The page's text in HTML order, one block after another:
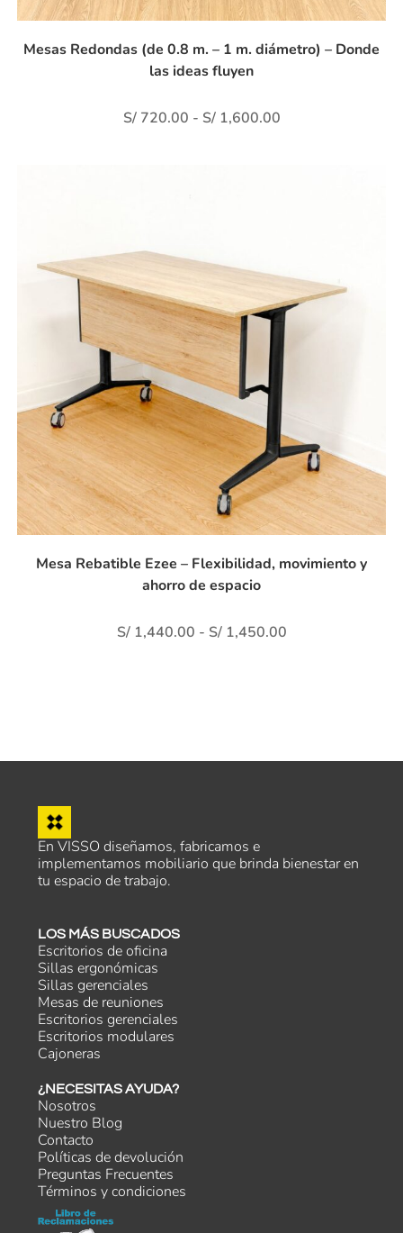
Mesas Redondas (de 0.8 m. – 1 m. diámetro) – Donde
las ideas fluyen
S/720.00 - S/1,600.00
Mesa Rebatible Ezee – Flexibilidad, movimiento y
ahorro de espacio
S/1,440.00 - S/1,450.00
En VISSO diseñamos, fabricamos e
implementamos mobiliario que brinda bienestar en
tu espacio de trabajo.
LOS MÁS BUSCADOS
Escritorios de oficina
Sillas ergonómicas
Sillas gerenciales
Mesas de reuniones
Escritorios gerenciales
Escritorios modulares
Cajoneras
¿NECESITAS AYUDA?
Nosotros
Nuestro Blog
Contacto
Políticas de devolución
Preguntas Frecuentes
Términos y condiciones